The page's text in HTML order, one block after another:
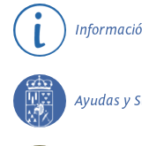
Ayudas y